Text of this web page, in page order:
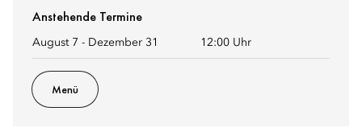
Anstehende Termine
August 7 - Dezember 31 12:00 Uhr
Menü